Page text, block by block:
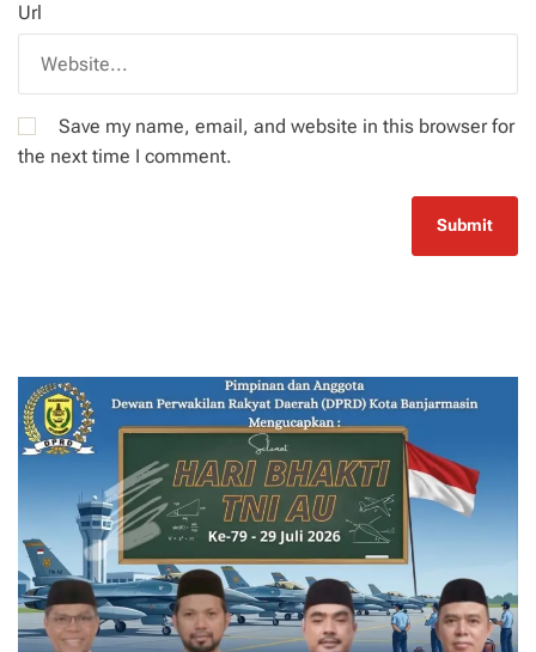
Url
Save my name, email, and website in this browser for
the next time I comment.